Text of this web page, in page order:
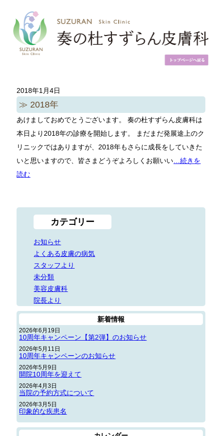
2018年1月4日
2018年
あけましておめでとうございます。 奏の杜すずらん皮膚科は
本日より2018年の診療を開始します。 まだまだ発展途上のク
リニックではありますが、2018年もさらに成長をしていきた
いと思いますので、皆さまどうぞよろしくお願いい …続きを
読む
カテゴリー
お知らせ
よくある皮膚の病気
スタッフより
未分類
美容皮膚科
院長より
新着情報
2026年6月19日
10周年キャンペーン【第2弾】のお知らせ
2026年5月11日
10周年キャンペーンのお知らせ
2026年5月9日
開院10周年を迎えて
2026年4月3日
当院の予約方式について
2026年3月5日
印象的な疾患名